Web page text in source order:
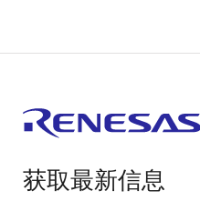
获取最新信息